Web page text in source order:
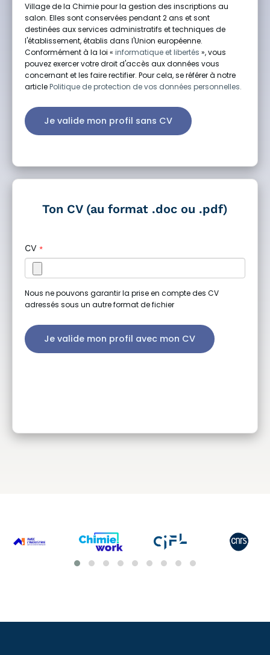
Village de la Chimie pour la gestion des inscriptions au
salon. Elles sont conservées pendant 2 ans et sont
destinées aux services administratifs et techniques de
l'établissement, établis dans l'Union européenne.
Conformément à la loi « informatique et libertés », vous
pouvez exercer votre droit d'accès aux données vous
concernant et les faire rectifier. Pour cela, se référer à notre
articlePolitique de protection de vos données personnelles.
Je valide mon profil sans CV
Ton CV (au format .doc ou .pdf)
CV *
Nous ne pouvons garantir la prise en compte des CV
adressés sous un autre format de fichier
Je valide mon profil avec mon CV